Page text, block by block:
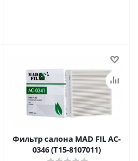
Фильтр салона MAD FIL AC-
0346 (T15-8107011)